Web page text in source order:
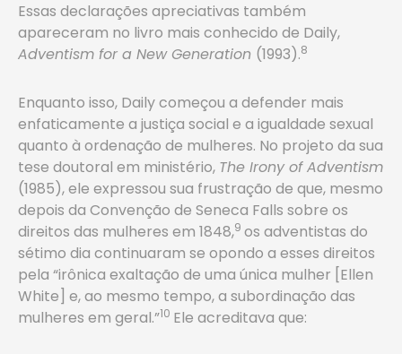
Essas declarações apreciativas também
apareceram no livro mais conhecido de Daily,
Adventism for a New Generation (1993).8
Enquanto isso, Daily começou a defender mais
enfaticamente a justiça social e a igualdade sexual
quanto à ordenação de mulheres. No projeto da sua
tese doutoral em ministério, The Irony of Adventism
(1985), ele expressou sua frustração de que, mesmo
depois da Convenção de Seneca Falls sobre os
direitos das mulheres em 1848,9 os adventistas do
sétimo dia continuaram se opondo a esses direitos
pela “irônica exaltação de uma única mulher [Ellen
White] e, ao mesmo tempo, a subordinação das
mulheres em geral.”10 Ele acreditava que: